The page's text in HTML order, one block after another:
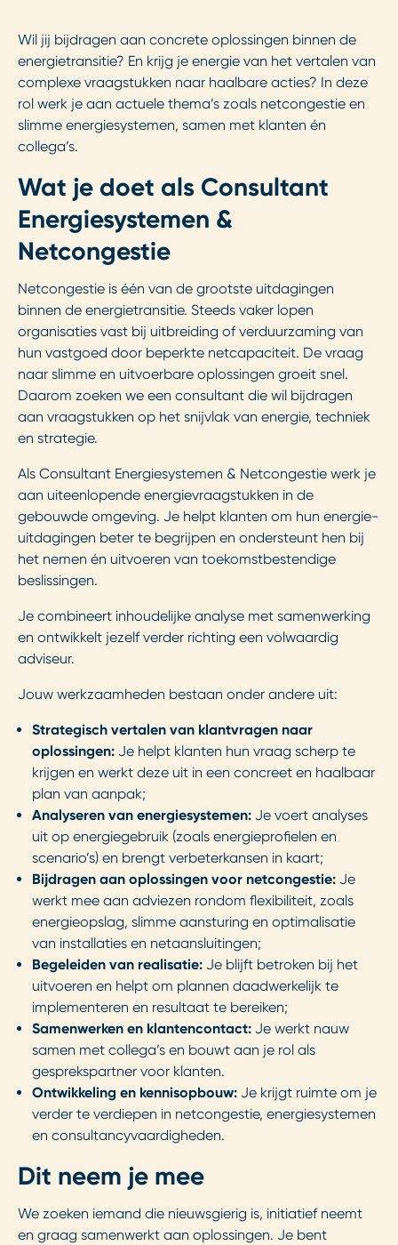
Wil jij bijdragen aan concrete oplossingen binnen de
energietransitie? En krijg je energie van het vertalen van
complexe vraagstukken naar haalbare acties? In deze
rol werk je aan actuele thema’s zoals netcongestie en
slimme energiesystemen, samen met klanten én
collega’s.
Wat je doet als Consultant
Energiesystemen &
Netcongestie
Netcongestie is één van de grootste uitdagingen
binnen de energietransitie. Steeds vaker lopen
organisaties vast bij uitbreiding of verduurzaming van
hun vastgoed door beperkte netcapaciteit. De vraag
naar slimme en uitvoerbare oplossingen groeit snel.
Daarom zoeken we een consultant die wil bijdragen
aan vraagstukken op het snijvlak van energie, techniek
en strategie.
Als Consultant Energiesystemen & Netcongestie werk je
aan uiteenlopende energievraagstukken in de
gebouwde omgeving. Je helpt klanten om hun energie-
uitdagingen beter te begrijpen en ondersteunt hen bij
het nemen én uitvoeren van toekomstbestendige
beslissingen.
Je combineert inhoudelijke analyse met samenwerking
en ontwikkelt jezelf verder richting een volwaardig
adviseur.
Jouw werkzaamheden bestaan onder andere uit:
Strategisch vertalen van klantvragen naar
oplossingen: Je helpt klanten hun vraag scherp te
krijgen en werkt deze uit in een concreet en haalbaar
plan van aanpak;
Analyseren van energiesystemen: Je voert analyses
uit op energiegebruik (zoals energieprofielen en
scenario’s) en brengt verbeterkansen in kaart;
Bijdragen aan oplossingen voor netcongestie: Je
werkt mee aan adviezen rondom flexibiliteit, zoals
energieopslag, slimme aansturing en optimalisatie
van installaties en netaansluitingen;
Begeleiden van realisatie: Je blijft betroken bij het
uitvoeren en helpt om plannen daadwerkelijk te
implementeren en resultaat te bereiken;
Samenwerken en klantencontact: Je werkt nauw
samen met collega’s en bouwt aan je rol als
gesprekspartner voor klanten.
Ontwikkeling en kennisopbouw: Je krijgt ruimte om je
verder te verdiepen in netcongestie, energiesystemen
en consultancyvaardigheden.
Dit neem je mee
We zoeken iemand die nieuwsgierig is, initiatief neemt
en graag samenwerkt aan oplossingen. Je bent